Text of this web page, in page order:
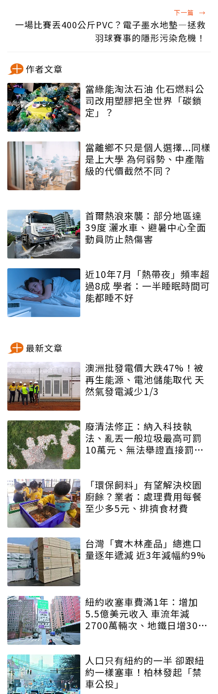
下一篇 →
一場比賽丟400公斤PVC？電子墨水地墊—拯救
羽球賽事的隱形污染危機！
作者文章
當綠能淘汰石油 化石燃料公
司改用塑膠把全世界「碳鎖
定」？
當離鄉不只是個人選擇...同樣
是上大學 為何弱勢、中產階
級的代價截然不同？
首爾熱浪來襲：部分地區達
39度 灑水車、避暑中心全面
動員防止熱傷害
近10年7月「熱帶夜」頻率超
過8成 學者：一半睡眠時間可
能都睡不好
最新文章
澳洲批發電價大跌47%！被
再生能源、電池儲能取代 天
然氣發電減少1/3
廢清法修正：納入科技執
法、亂丟一般垃圾最高可罰
10萬元、無法舉證直接罰車
「環保飼料」有望解決校園
廚餘？業者：處理費用每餐
至少多5元、排擠食材費
台灣「實木林產品」總進口
量逐年遞減 近3年減幅約9%
紐約收塞車費滿1年：增加
5.5億美元收入 車流年減
2700萬輛次、地鐵日增30萬
人口只有紐約的一半 卻跟紐
約一樣塞車！柏林發起「禁
車公投」